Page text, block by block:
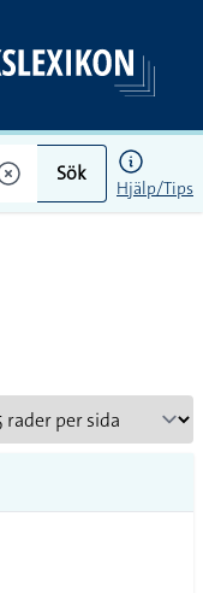
Sök
Hjälp/Tips